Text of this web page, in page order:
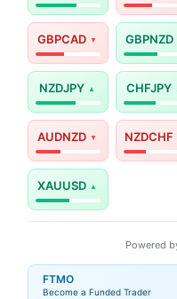
GBPCAD GBPNZD
NZDJPY CHFJPY
AUDNZD NZDCHF
XAUUSD
Powered
FTMO
Become a Funded Trader